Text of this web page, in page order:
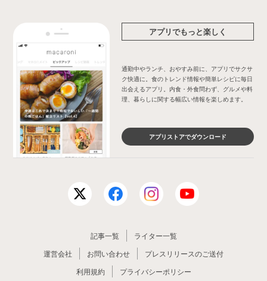
アプリでもっと楽しく
通勤中やランチ、おやすみ前に、アプリでサクサ
ク快適に。食のトレンド情報や簡単レシピに毎日
出会えるアプリ。内食・外食問わず、グルメや料
理、暮らしに関する幅広い情報を楽しめます。
アプリストアでダウンロード
記事一覧
ライター一覧
運営会社
お問い合わせ
プレスリリースのご送付
利用規約
プライバシーポリシー